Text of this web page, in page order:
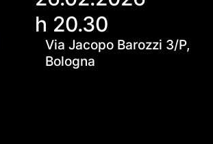
h 20.30
Via Jacopo Barozzi 3/P,
Bologna